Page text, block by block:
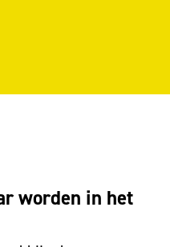
worden in het